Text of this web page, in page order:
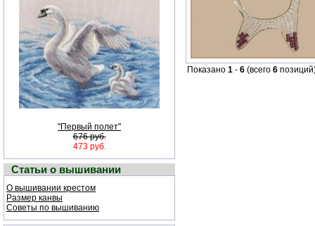
"Первый полет"
676 руб.
473 руб.
Статьи о вышивании
О вышивании крестом
Размер канвы
Советы по вышиванию
Показано 1 - 6 (всего 6